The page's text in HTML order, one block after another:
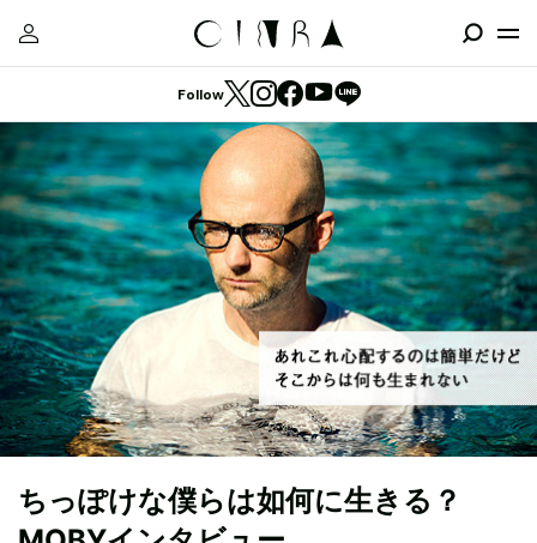
Follow
ちっぽけな僕らは如何に生きる？